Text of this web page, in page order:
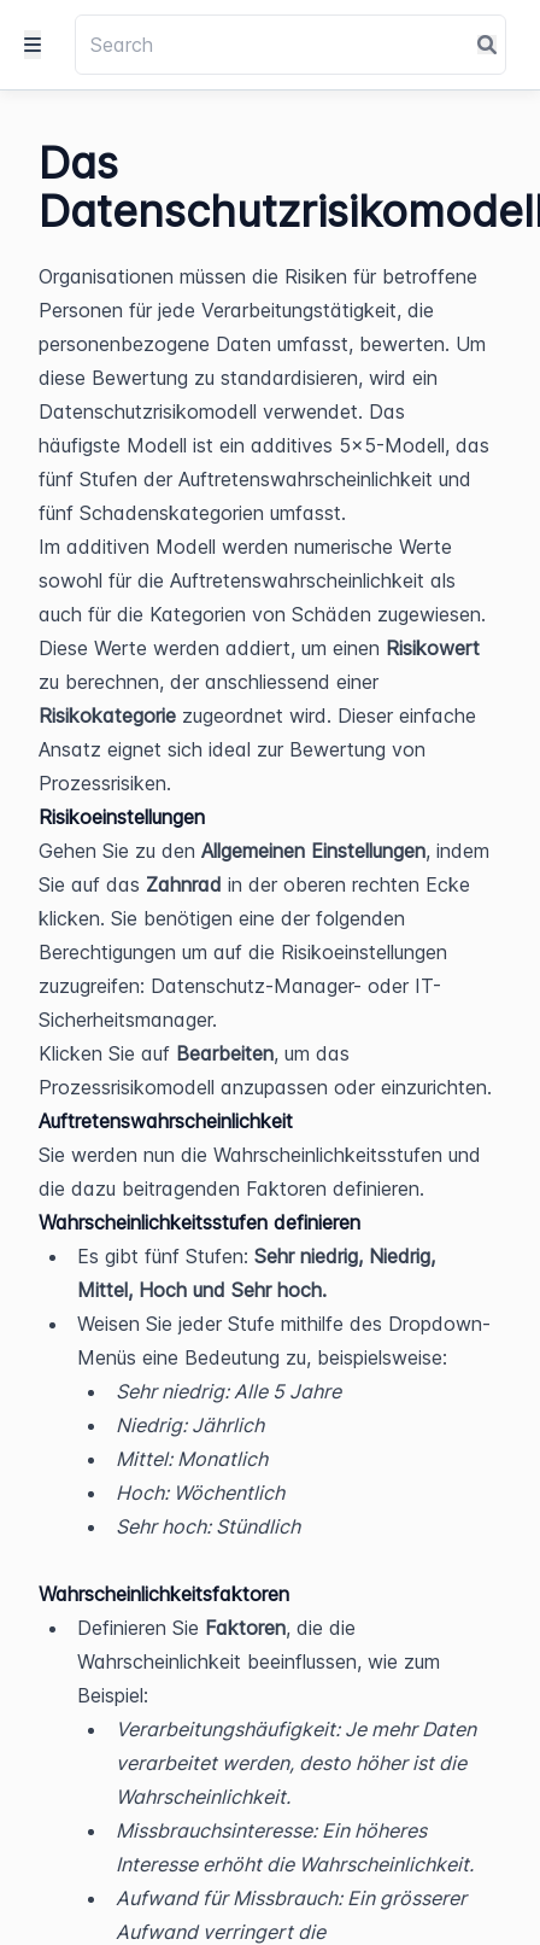
Das
Organisationen müssen die Risiken für betroffene
Personen für jede Verarbeitungstätigkeit, die
personenbezogene Daten umfasst, bewerten. Um
diese Bewertung zu standardisieren, wird ein
Datenschutzrisikomodell verwendet. Das
häufigste Modell ist ein additives 5x5-Modell, das
fünf Stufen der Auftretenswahrscheinlichkeit und
fünf Schadenskategorien umfasst.
Im additiven Modell werden numerische Werte
sowohl für die Auftretenswahrscheinlichkeit als
auch für die Kategorien von Schäden zugewiesen.
Diese Werte werden addiert, um einen
Risikokategorie zugeordnet wird. Dieser einfache
Ansatz eignet sich ideal zur Bewertung von
Prozessrisiken.
Risikoeinstellungen
Gehen Sie zu den Allgemeinen Einstellungen, indem
Sie auf das Zahnrad in der oberen rechten Ecke
klicken. Sie benötigen eine der folgenden
Berechtigungen um auf die Risikoeinstellungen
zuzugreifen: Datenschutz-Manager- oder IT-
Sicherheitsmanager.
Klicken Sie auf Bearbeiten, um das
Prozessrisikomodell anzupassen oder einzurichten.
Auftretenswahrscheinlichkeit
Sie werden nun die Wahrscheinlichkeitsstufen und
die dazu beitragenden Faktoren definieren.
Wahrscheinlichkeitsstufen definieren
Es gibt fünf Stufen: Sehr niedrig, Niedrig,
Mittel, Hoch und Sehr hoch.
Weisen Sie jeder Stufe mithilfe des Dropdown-
Menüs eine Bedeutung zu, beispielsweise:
Sehr niedrig: Alle 5 Jahre
Niedrig: Jährlich
Mittel: Monatlich
Hoch: Wöchentlich
Sehr hoch: Stündlich
Wahrscheinlichkeitsfaktoren
Definieren Sie Faktoren, die die
Wahrscheinlichkeit beeinflussen, wie zum
Beispiel:
Verarbeitungshäufigkeit: Je mehr Daten
verarbeitet werden, desto höher ist die
Wahrscheinlichkeit.
Missbrauchsinteresse: Ein höheres
Interesse erhöht die Wahrscheinlichkeit.
Aufwand für Missbrauch: Ein grösserer
Aufwand verringert die